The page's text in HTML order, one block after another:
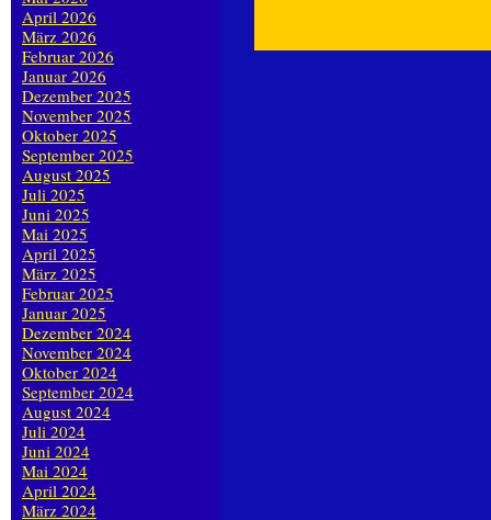
April 2026
März 2026
Februar 2026
Januar 2026
Dezember 2025
November 2025
Oktober 2025
September 2025
August 2025
Juli 2025
Juni 2025
Mai 2025
April 2025
März 2025
Februar 2025
Januar 2025
Dezember 2024
November 2024
Oktober 2024
September 2024
August 2024
Juli 2024
Juni 2024
Mai 2024
April 2024
März 2024